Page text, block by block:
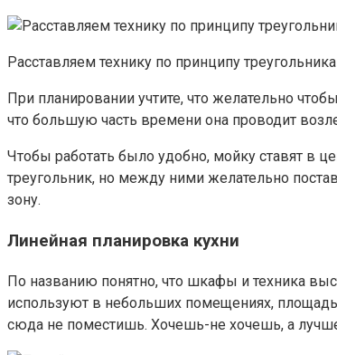
Расставляем технику по принципу треугольника
При планировании учтите, что желательно
что большую часть времени она проводит
Чтобы работать было удобно, мойку ставят в
треугольник, но между ними желательно
зону.
Линейная планировка кухни
По названию понятно, что шкафы и техника
используют в небольших помещениях,
сюда не поместишь. Хочешь-не хочешь, а лучше